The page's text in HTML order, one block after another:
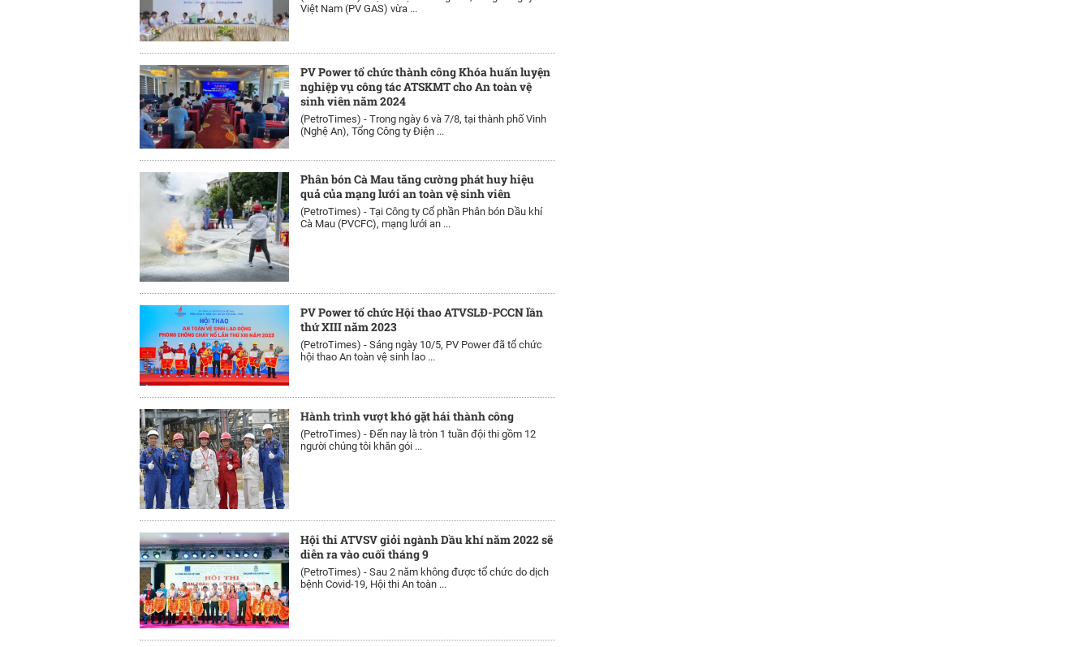
Việt Nam (PV GAS) vừa ...
PV Power tổ chức thành công Khóa huấn luyện
nghiệp vụ công tác ATSKMT cho An toàn vệ
sinh viên năm 2024
(PetroTimes) - Trong ngày 6 và 7/8, tại thành phố Vinh
(Nghệ An), Tổng Công ty Điện ...
Phân bón Cà Mau tăng cường phát huy hiệu
quả của mạng lưới an toàn vệ sinh viên
(PetroTimes) - Tại Công ty Cổ phần Phân bón Dầu khí
Cà Mau (PVCFC), mạng lưới an ...
PV Power tổ chức Hội thao ATVSLĐ-PCCN lần
thứ XIII năm 2023
(PetroTimes) - Sáng ngày 10/5, PV Power đã tổ chức
hội thao An toàn vệ sinh lao ...
Hành trình vượt khó gặt hái thành công
(PetroTimes) - Đến nay là tròn 1 tuần đội thi gồm 12
người chúng tôi khăn gói ...
Hội thi ATVSV giỏi ngành Dầu khí năm 2022 sẽ
diễn ra vào cuối tháng 9
(PetroTimes) - Sau 2 năm không được tổ chức do dịch
bệnh Covid-19, Hội thi An toàn ...